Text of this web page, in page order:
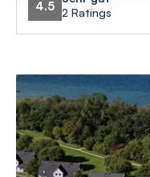
4.5 2 Ratings